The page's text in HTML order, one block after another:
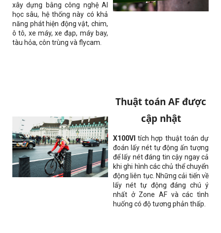
xây dựng bằng công nghệ AI
học sâu, hệ thống này có khả
năng phát hiện động vật, chim,
ô tô, xe máy, xe đạp, máy bay,
tàu hỏa, côn trùng và flycam.
Thuật toán AF được
cập nhật
X100VI tích hợp thuật toán dự
đoán lấy nét tự động ấn tượng
để lấy nét đáng tin cậy ngay cả
khi ghi hình các chủ thể chuyển
động liên tục. Những cải tiến về
lấy nét tự động đáng chú ý
nhất ở Zone AF và các tình
huống có độ tương phản thấp.